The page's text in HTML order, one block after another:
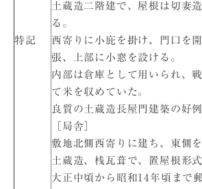
特記
土蔵造二階建で、屋根は切妻
る。
西寄りに小庇を掛け、門口を
張、上部に小窓を設ける。
内部は倉庫として用いられ、
て米を収めていた。
良質の土蔵造長屋門建築の好例
［局舎］
敷地北側西寄りに建ち、東側
土蔵造、桟瓦葺で、置屋根形式
大正中頃から昭和14年頃まで